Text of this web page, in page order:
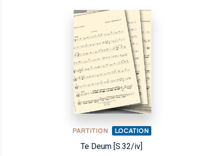
PARTITION LOCATION
Te Deum [S.32/iv]